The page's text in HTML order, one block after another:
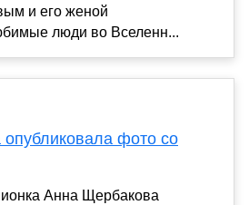
и его женой
люди во Вселенн...
фото со
Анна Щербакова